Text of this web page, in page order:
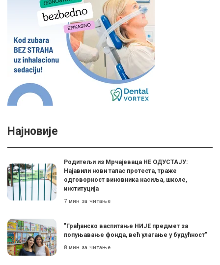
Најновије
Родитељи из Мрчајеваца НЕ ОДУСТАЈУ:
Најавили нови талас протеста, траже
одговорност виновника насиља, школе,
институција
7 мин за читање
”Грађанско васпитање НИЈЕ предмет за
попуњавање фонда, већ улагање у будућност”
8 мин за читање